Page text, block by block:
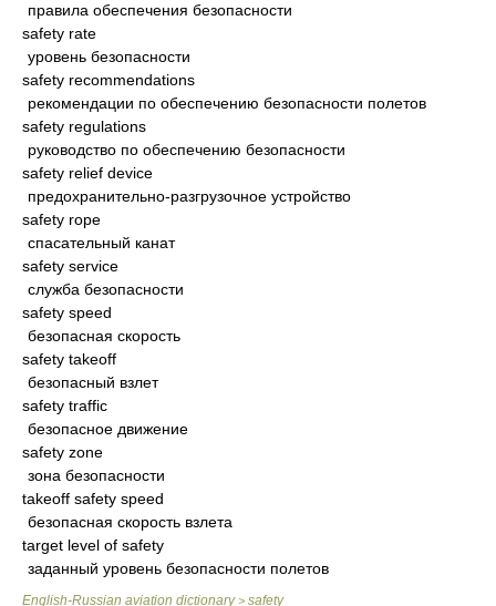
правила обеспечения безопасности
safety rate
уровень безопасности
safety recommendations
рекомендации по обеспечению безопасности полетов
safety regulations
руководство по обеспечению безопасности
safety relief device
предохранительно-разгрузочное устройство
safety rope
спасательный канат
safety service
служба безопасности
safety speed
безопасная скорость
safety takeoff
безопасный взлет
safety traffic
безопасное движение
safety zone
зона безопасности
takeoff safety speed
безопасная скорость взлета
target level of safety
заданный уровень безопасности полетов
English-Russian aviation dictionary> safety